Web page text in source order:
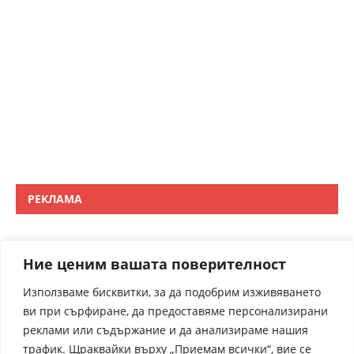
Ние ценим вашата поверителност
Използваме бисквитки, за да подобрим изживяването
ви при сърфиране, да предоставяме персонализирани
реклами или съдържание и да анализираме нашия
трафик. Щраквайки върху „Приемам всички“, вие се
РЕКЛАМА